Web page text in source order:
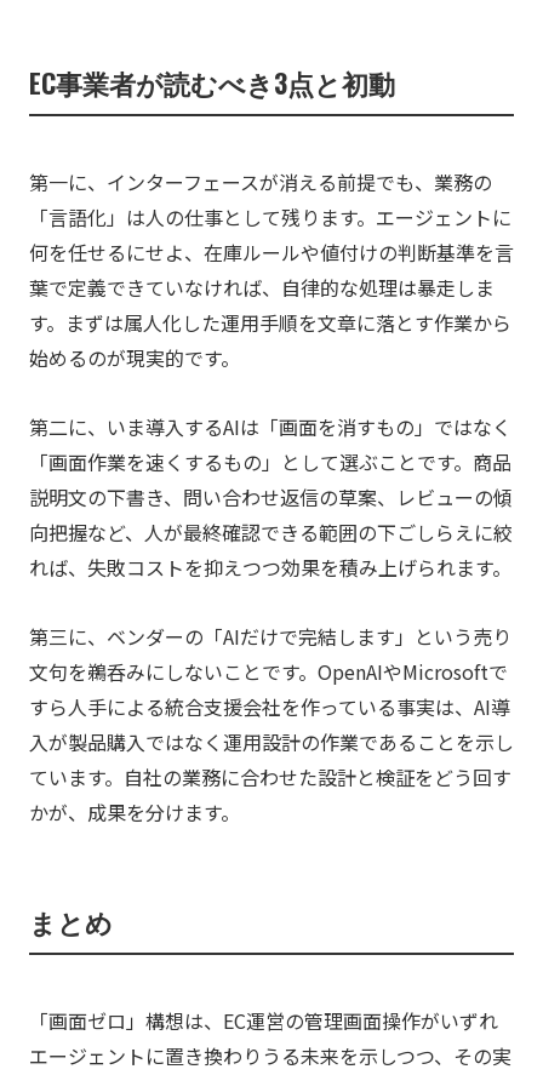
EC事業者が読むべき3点と初動
第一に、インターフェースが消える前提でも、業務の
「言語化」は人の仕事として残ります。エージェントに
何を任せるにせよ、在庫ルールや値付けの判断基準を言
葉で定義できていなければ、自律的な処理は暴走しま
す。まずは属人化した運用手順を文章に落とす作業から
始めるのが現実的です。
第二に、いま導入するAIは「画面を消すもの」ではなく
「画面作業を速くするもの」として選ぶことです。商品
説明文の下書き、問い合わせ返信の草案、レビューの傾
向把握など、人が最終確認できる範囲の下ごしらえに絞
れば、失敗コストを抑えつつ効果を積み上げられます。
第三に、ベンダーの「AIだけで完結します」という売り
文句を鵜呑みにしないことです。OpenAIやMicrosoftで
すら人手による統合支援会社を作っている事実は、AI導
入が製品購入ではなく運用設計の作業であることを示し
ています。自社の業務に合わせた設計と検証をどう回す
かが、成果を分けます。
まとめ
「画面ゼロ」構想は、EC運営の管理画面操作がいずれ
エージェントに置き換わりうる未来を示しつつ、その実